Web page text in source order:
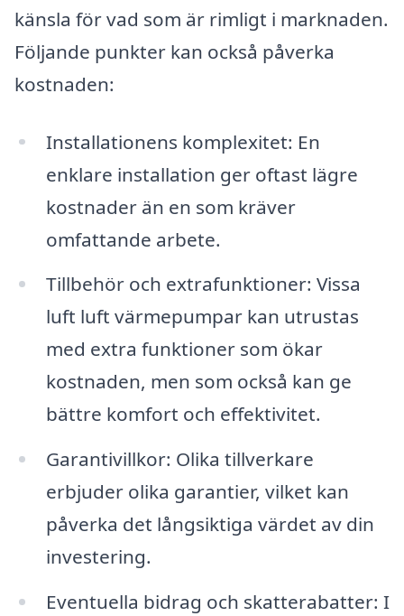
känsla för vad som är rimligt i marknaden.
Följande punkter kan också påverka
kostnaden:
Installationens komplexitet: En
enklare installation ger oftast lägre
kostnader än en som kräver
omfattande arbete.
Tillbehör och extrafunktioner: Vissa
luft luft värmepumpar kan utrustas
med extra funktioner som ökar
kostnaden, men som också kan ge
bättre komfort och effektivitet.
Garantivillkor: Olika tillverkare
erbjuder olika garantier, vilket kan
påverka det långsiktiga värdet av din
investering.
Eventuella bidrag och skatterabatter: I